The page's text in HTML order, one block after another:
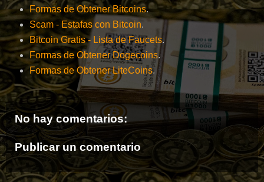
Formas de Obtener Bitcoins.
Scam - Estafas con Bitcoin.
Bitcoin Gratis - Lista de Faucets.
Formas de Obtener Dogecoins.
Formas de Obtener LiteCoins.
No hay comentarios:
Publicar un comentario